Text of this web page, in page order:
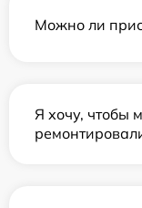
Можно ли
Я хочу, чтобы